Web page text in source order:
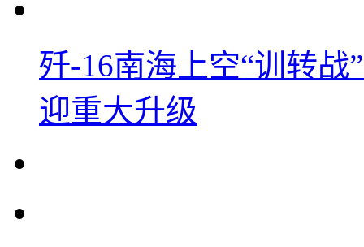
歼-16南海上空“训转
迎重大升级